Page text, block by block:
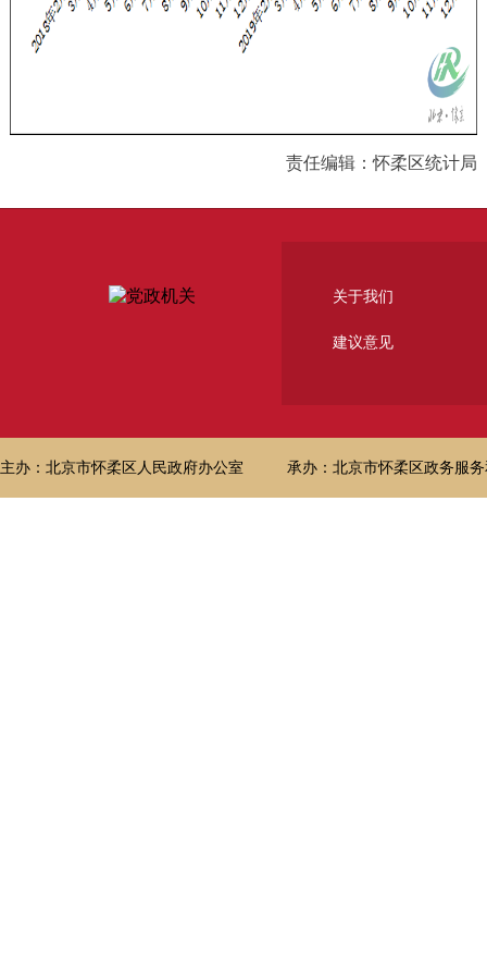
责任编辑：怀柔区统计局
关于我们
建议意见
主办：北京市怀柔区人民政府办公室 承办：北京市怀柔区政务服